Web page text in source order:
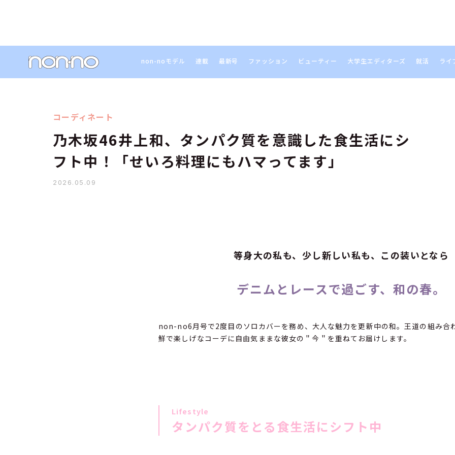
non-noモデル 連載 最新号 ファッション ビューティー 大学生エディターズ 就活 ライ
コーディネート
乃木坂46井上和、タンパク質を意識した食生活にシ
フト中！「せいろ料理にもハマってます」
2026.05.09
等身大の私も、少し新しい私も、この装いとなら
デニムとレースで過ごす、和の春。
non-no6月号で2度目のソロカバーを務め、大人な魅力を更新中の和。王道の組み合
鮮で楽しげなコーデに自由気ままな彼女の＂今＂を重ねてお届けします。
Lifestyle
タンパク質をとる食生活にシフト中